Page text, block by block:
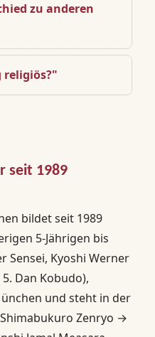
zu anderen
religiös?"
seit 1989
bildet seit 1989
5-Jährigen bis
Sensei, Kyoshi Werner
Dan Kobudo),
und steht in der
Zenryo →